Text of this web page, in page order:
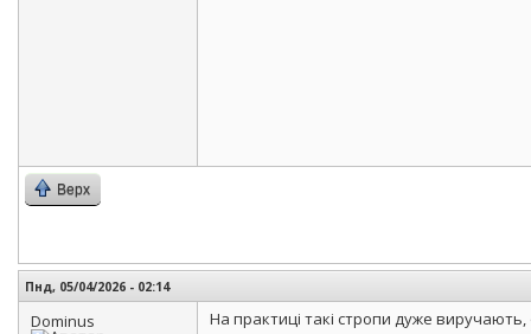
Верх
Пнд, 05/04/2026 - 02:14
Dominus
На практиці такі стропи дуже